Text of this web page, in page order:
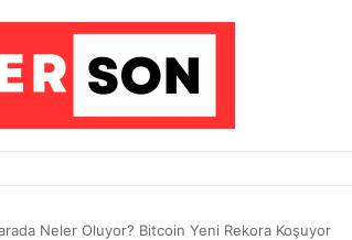
Neler Oluyor? Bitcoin Yeni Rekora Koşuyor